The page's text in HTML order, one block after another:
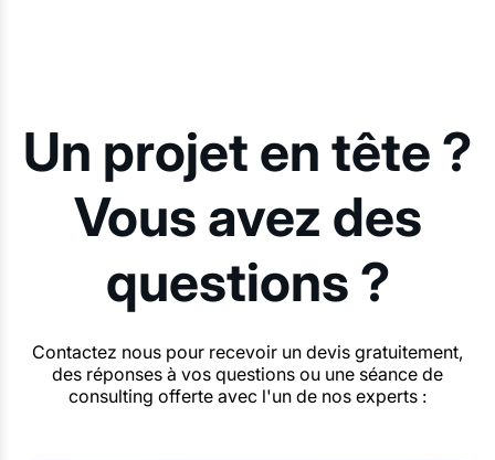
Un projet en tête ?
Vous avez des
questions ?
Contactez nous pour recevoir un devis gratuitement,
des réponses à vos questions ou une séance de
consulting offerte avec l'un de nos experts :